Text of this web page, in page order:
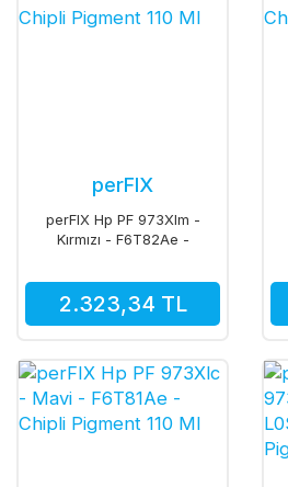
perFIX
perFIX Hp PF 973Xlm -
Kırmızı - F6T82Ae -
2.323,34 TL